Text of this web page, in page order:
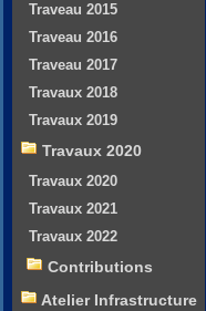
Traveau 2015
Traveau 2016
Traveau 2017
Travaux 2018
Travaux 2019
Travaux 2020
Travaux 2020
Travaux 2021
Travaux 2022
Contributions
Atelier Infrastructure